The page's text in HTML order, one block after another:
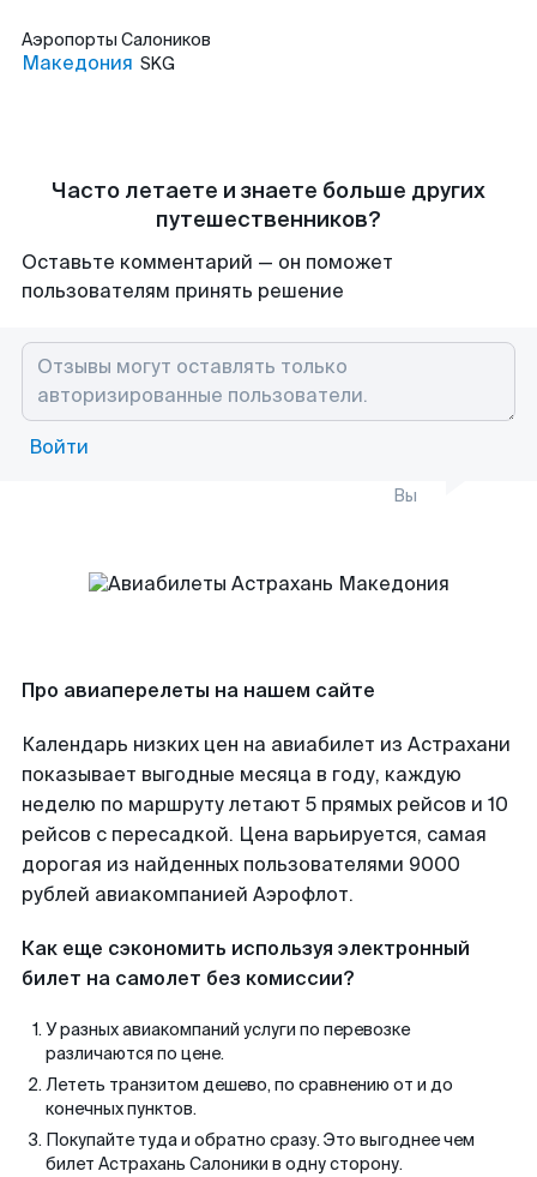
Аэропорты Салоников
Македония SKG
Часто летаете и знаете больше других
путешественников?
Оставьте комментарий — он поможет
пользователям принять решение
Войти
Вы
Про авиаперелеты на нашем сайте
Календарь низких цен на авиабилет из Астрахани
показывает выгодные месяца в году, каждую
неделю по маршруту летают 5 прямых рейсов и 10
рейсов с пересадкой. Цена варьируется, самая
дорогая из найденных пользователями 9000
рублей авиакомпанией Аэрофлот.
Как еще сэкономить используя электронный
билет на самолет без комиссии?
У разных авиакомпаний услуги по перевозке
различаются по цене.
Лететь транзитом дешево, по сравнению от и до
конечных пунктов.
Покупайте туда и обратно сразу. Это выгоднее чем
билет Астрахань Салоники в одну сторону.